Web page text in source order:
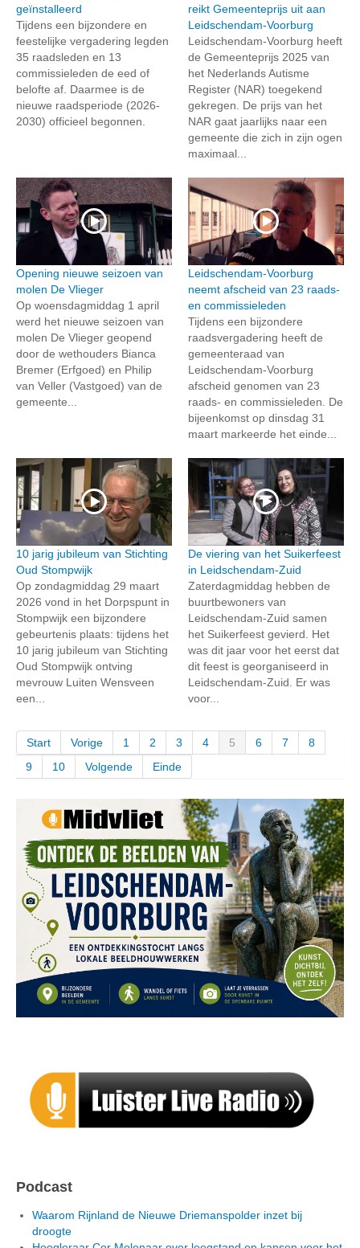
geïnstalleerd
Tijdens een bijzondere en
feestelijke vergadering legden
35 raadsleden en 13
commissieleden de eed of
belofte af. Daarmee is de
nieuwe raadsperiode (2026-
2030) officieel begonnen.
reikt Gemeenteprijs uit aan
Leidschendam-Voorburg
Leidschendam-Voorburg heeft
de Gemeenteprijs 2025 van
het Nederlands Autisme
Register (NAR) toegekend
gekregen. De prijs van het
NAR gaat jaarlijks naar een
gemeente die zich in zijn ogen
maximaal...
Opening nieuwe seizoen van
molen De Vlieger
Op woensdagmiddag 1 april
werd het nieuwe seizoen van
molen De Vlieger geopend
door de wethouders Bianca
Bremer (Erfgoed) en Philip
van Veller (Vastgoed) van de
gemeente...
Leidschendam-Voorburg
neemt afscheid van 23 raads-
en commissieleden
Tijdens een bijzondere
raadsvergadering heeft de
gemeenteraad van
Leidschendam-Voorburg
afscheid genomen van 23
raads- en commissieleden. De
bijeenkomst op dinsdag 31
maart markeerde het einde...
10 jarig jubileum van Stichting
Oud Stompwijk
Op zondagmiddag 29 maart
2026 vond in het Dorpspunt in
Stompwijk een bijzondere
gebeurtenis plaats: tijdens het
10 jarig jubileum van Stichting
Oud Stompwijk ontving
mevrouw Luiten Wensveen
een...
De viering van het Suikerfeest
in Leidschendam-Zuid
Zaterdagmiddag hebben de
buurtbewoners van
Leidschendam-Zuid samen
het Suikerfeest gevierd. Het
was dit jaar voor het eerst dat
dit feest is georganiseerd in
Leidschendam-Zuid. Er was
voor...
Start Vorige 1 2 3 4 5 6 7
8
9
10 Volgende Einde
Podcast
Waarom Rijnland de Nieuwe Driemanspolder inzet bij
droogte